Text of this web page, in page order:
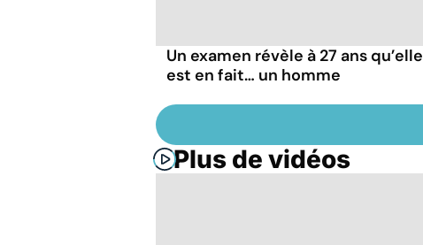
Un examen révèle à 27 ans qu’elle
est en fait… un homme
Plus de vidéos